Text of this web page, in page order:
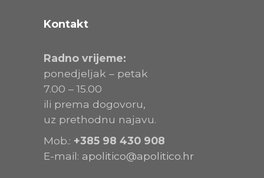
Kontakt
Radno vrijeme:
ponedjeljak – petak
7.00 – 15.00
ili prema dogovoru,
uz prethodnu najavu.
Mob.: +385 98 430 908
E-mail: apolitico@apolitico.hr